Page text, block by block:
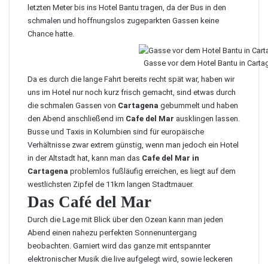
letzten Meter bis ins Hotel Bantu tragen, da der Bus in den
schmalen und hoffnungslos zugeparkten Gassen keine
Chance hatte.
Gasse vor dem Hotel Bantu in
Da es durch die lange Fahrt bereits recht spät war, haben wir
uns im Hotel nur noch kurz frisch gemacht, sind etwas durch
die schmalen Gassen von Cartagena gebummelt und haben
den Abend anschließend im Cafe del Mar ausklingen lassen.
Busse und Taxis in Kolumbien sind für europäische
Verhältnisse zwar extrem günstig, wenn man jedoch ein Hotel
in der Altstadt hat, kann man das Cafe del Mar in
Cartagena problemlos fußläufig erreichen, es liegt auf dem
westlichsten Zipfel de 11km langen Stadtmauer.
Das Café del Mar
Durch die Lage mit Blick über den Ozean kann man jeden
Abend einen nahezu perfekten Sonnenuntergang
beobachten. Garniert wird das ganze mit entspannter
elektronischer Musik die live aufgelegt wird, sowie leckeren